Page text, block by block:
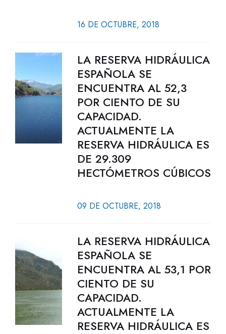
16 DE OCTUBRE, 2018
LA RESERVA HIDRÁULICA
ESPAÑOLA SE
ENCUENTRA AL 52,3
POR CIENTO DE SU
CAPACIDAD.
ACTUALMENTE LA
RESERVA HIDRÁULICA ES
DE 29.309
HECTÓMETROS CÚBICOS
09 DE OCTUBRE, 2018
LA RESERVA HIDRÁULICA
ESPAÑOLA SE
ENCUENTRA AL 53,1 POR
CIENTO DE SU
CAPACIDAD.
ACTUALMENTE LA
RESERVA HIDRÁULICA ES